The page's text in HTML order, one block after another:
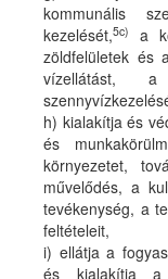
kommunális
kezelését,5c)
a
zöldfelületek és
vízellátást, a
h) kialakítja és
és
környezetet,
művelődés, a
tevékenység, a
feltételeit,
i) ellátja a
és kialakítja a